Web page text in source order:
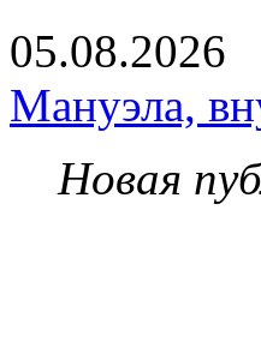
05.08.2026
Мануэла,
Новая